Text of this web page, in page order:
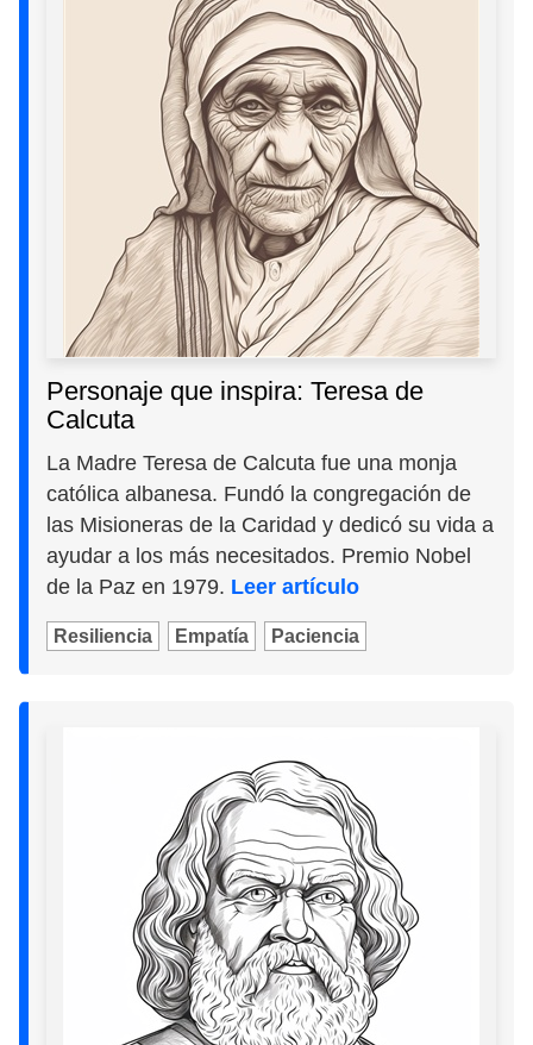
Personaje que inspira: Teresa de
Calcuta
La Madre Teresa de Calcuta fue una monja
católica albanesa. Fundó la congregación de
las Misioneras de la Caridad y dedicó su vida a
ayudar a los más necesitados. Premio Nobel
de la Paz en 1979. Leer artículo
Resiliencia Empatía Paciencia